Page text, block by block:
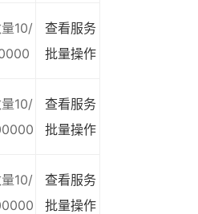
10/
查看服务
批量操作
10/
查看服务
批量操作
10/
查看服务
批量操作